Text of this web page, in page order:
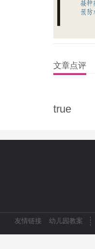
文章点评
true
友情链接 幼儿园教案